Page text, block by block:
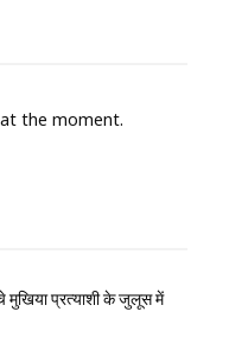
the moment.
मुखिया प्रत्याशी के जुलूस में